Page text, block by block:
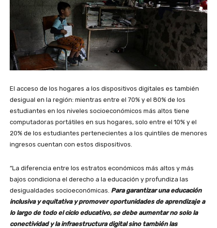
El acceso de los hogares a los dispositivos digitales es también
desigual en la región: mientras entre el 70% y el 80% de los
estudiantes en los niveles socioeconómicos más altos tiene
computadoras portátiles en sus hogares, solo entre el 10% y el
20% de los estudiantes pertenecientes a los quintiles de menores
ingresos cuentan con estos dispositivos.
“La diferencia entre los estratos económicos más altos y más
bajos condiciona el derecho a la educación y profundiza las
desigualdades socioeconómicas. Para garantizar una educación
inclusiva y equitativa y promover oportunidades de aprendizaje a
lo largo de todo el ciclo educativo, se debe aumentar no solo la
conectividad y la infraestructura digital sino también las